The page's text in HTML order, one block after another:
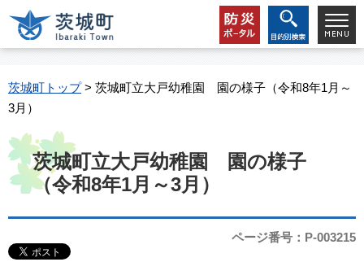
茨城町トップ> 茨城町立大戸幼稚園 園の様子（令和8年1月～
3月）
茨城町立大戸幼稚園 園の様子
（令和8年1月～3月）
ページ番号：P-003215